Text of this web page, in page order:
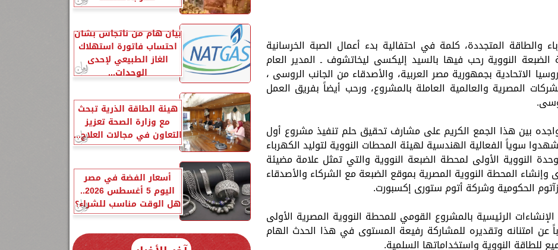
والطاقة المتجددة، كلمة في احتفالية بدء أعمال الصبة الخرسانية
الضبعة النووية رحب فيها بالسيد إليكسى ليخاتشوف ـ المدير العام
الاتحادية بجمهورية مصر العربية، والأصدقاء من الجانب الروسى ،
المصرية والعالمية العاملة بالمشروع، ورحب أيضاً بفريق العمل
بين هذا الجمع الكريم على مشارف تحقيق حلم تنفيذ مشروع أول
سوياً الفعالية الهندسية لهيئة المحطات النووية لتوليد الكهرباء
النووية الأولى لمحطة الضبعة النووية والتي تمثل علامة مضيئة
وإنشاء المحطة النووية المصرية بموقع الضبعة مع الشركاء والأصدقاء
الحكومية وشركة أتوم ستورى إكسبورت.
الرئيسية بالمشروع القومي للمحطة النووية المصرية الأولى
عن امتنانه وتقديره للمشاركة رفيعة المستوى في هذا الحدث الهام
للطاقة النووية واستخداماتها السلمية.
بيان هام من ناتجاس بشأن
احتساب فاتورة استهلاك
الغاز الطبيعي لإحدى
الوحدات...
هيئة الطاقة الذرية تبحث
مع وزارة الصحة تعزيز
التعاون في مجالات العلاج...
أسعار الفضة في مصر
اليوم 5 أغسطس 2026..
هل الوقت مناسب للشراء؟